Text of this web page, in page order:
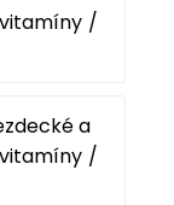
a